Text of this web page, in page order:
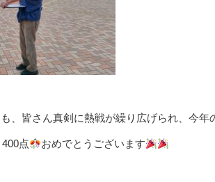
、皆さん真剣に熱戦が繰り広げられ、今年
点 おめでとうございます